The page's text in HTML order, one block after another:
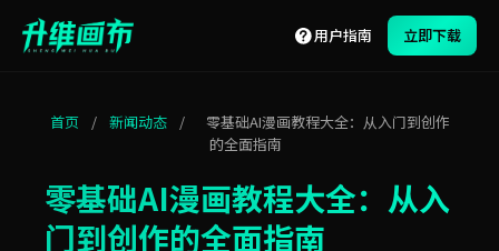
用户指南 立即下载
首页 / 新闻动态 /
零基础AI漫画教程大全：从入门到创作
的全面指南
零基础AI漫画教程大全：从入
门到创作的全面指南